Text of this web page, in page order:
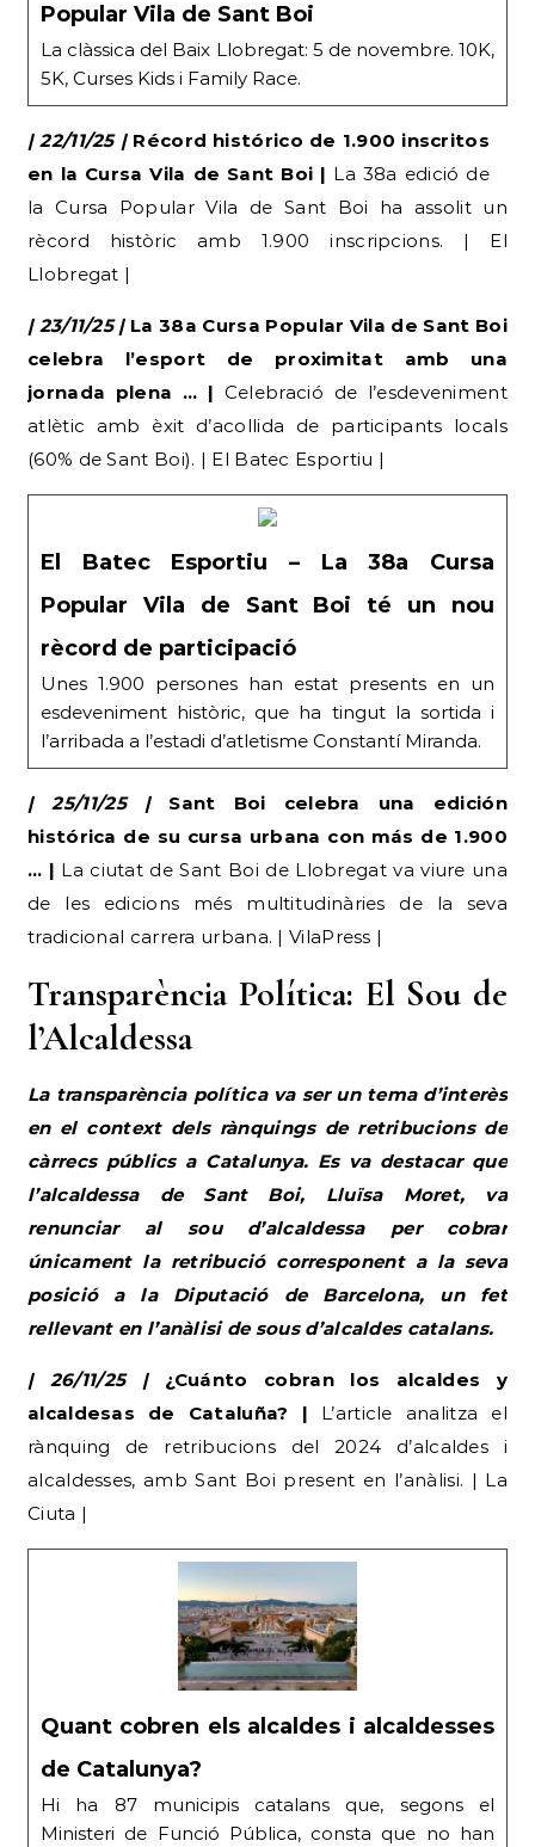
Popular Vila de Sant Boi
La clàssica del Baix Llobregat: 5 de novembre. 10K,
5K, Curses Kids i Family Race.
| 22/11/25 |Récord histórico de 1.900 inscritos
en la Cursa Vila de Sant Boi | La 38a edició de
la Cursa Popular Vila de Sant Boi ha assolit un
rècord històric amb 1.900 inscripcions. | El
Llobregat |
| 23/11/25 |La 38a Cursa Popular Vila de Sant Boi
celebra l’esport de proximitat amb una
jornada plena … | Celebració de l’esdeveniment
atlètic amb èxit d’acollida de participants locals
(60% de Sant Boi). | El Batec Esportiu |
El Batec Esportiu – La 38a Cursa
Popular Vila de Sant Boi té un nou
rècord de participació
Unes 1.900 persones han estat presents en un
esdeveniment històric, que ha tingut la sortida i
l’arribada a l’estadi d’atletisme Constantí Miranda.
| 25/11/25 | Sant Boi celebra una edición
histórica de su cursa urbana con más de 1.900
… | La ciutat de Sant Boi de Llobregat va viure una
de les edicions més multitudinàries de la seva
tradicional carrera urbana. | VilaPress |
Transparència Política: El Sou de
l’Alcaldessa
La transparència política va ser un tema d’interès
en el context dels rànquings de retribucions de
càrrecs públics a Catalunya. Es va destacar que
l’alcaldessa de Sant Boi, Lluïsa Moret, va
renunciar al sou d’alcaldessa per cobrar
únicament la retribució corresponent a la seva
posició a la Diputació de Barcelona, un fet
rellevant en l’anàlisi de sous d’alcaldes catalans.
| 26/11/25 | ¿Cuánto cobran los alcaldes y
alcaldesas de Cataluña? | L’article analitza el
rànquing de retribucions del 2024 d’alcaldes i
alcaldesses, amb Sant Boi present en l’anàlisi. | La
Ciuta |
Quant cobren els alcaldes i alcaldesses
de Catalunya?
Hi ha 87 municipis catalans que, segons el
Ministeri de Funció Pública, consta que no han